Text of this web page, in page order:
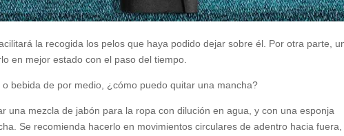
la recogida los pelos que haya podido dejar sobre él. Por otra parte,
en mejor estado con el paso del tiempo.
bebida de por medio, ¿cómo puedo quitar una mancha?
una mezcla de jabón para la ropa con dilución en agua, y con una esponja
Se recomienda hacerlo en movimientos circulares de adentro hacia fuera,